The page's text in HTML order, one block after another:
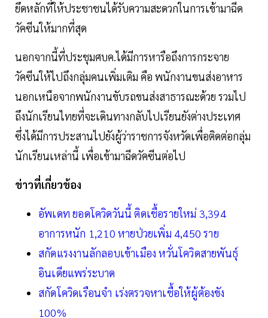
ยึดหลักที่ให้ประชาชนได้รับความสะดวกในการเข้ามาฉีด
วัคซีนให้มากที่สุด
นอกจากนี้ที่ประชุมศบค.ได้มีการหารือถึงการกระจาย
วัคซีนให้ไปถึงกลุ่มคนเพิ่มเติม คือ พนักงานขนส่งอาหาร
นอกเหนือจากพนักงานขับรถขนส่งสาธารณะด้วย รวมไป
ถึงนักเรียนไทยที่จะเดินทางกลับไปเรียนยังต่างประเทศ
ซึ่งได้มีการประสานไปยังผู้ว่าราชการจังหวัดเพื่อติดต่อกลุ่ม
นักเรียนเหล่านี้ เพื่อเข้ามาฉีดวัคซีนต่อไป
ข่าวที่เกี่ยวข้อง
อัพเดท ยอดโควิดวันนี้ ติดเชื้อรายใหม่ 3,394
อาการหนัก 1,210 หายป่วยเพิ่ม 4,450 ราย
สกัดแรงงานลักลอบเข้าเมือง หวั่นโควิดสายพันธุ์
อินเดียแพร่ระบาด
สกัดโควิดเรือนจำ เร่งตรวจหาเชื้อให้ผู้ต้องขัง
100%